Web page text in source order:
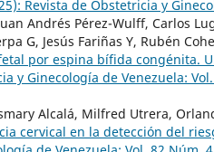
Revista de Obstetricia y
Andrés Pérez-Wulff, Carlos
G, Jesús Fariñas Y, Rubén
por espina bífida congénita.
y Ginecología de Venezuela:
Alcalá, Milfred Utrera,
cervical en la detección del